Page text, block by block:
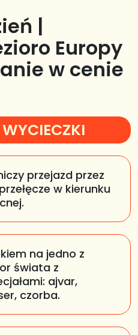
|
Europy
w cenie
przejazd przez
w kierunku
na jedno z
świata z
ajvar,
czorba.